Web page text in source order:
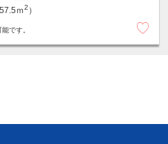
ｍ2 ）
です。